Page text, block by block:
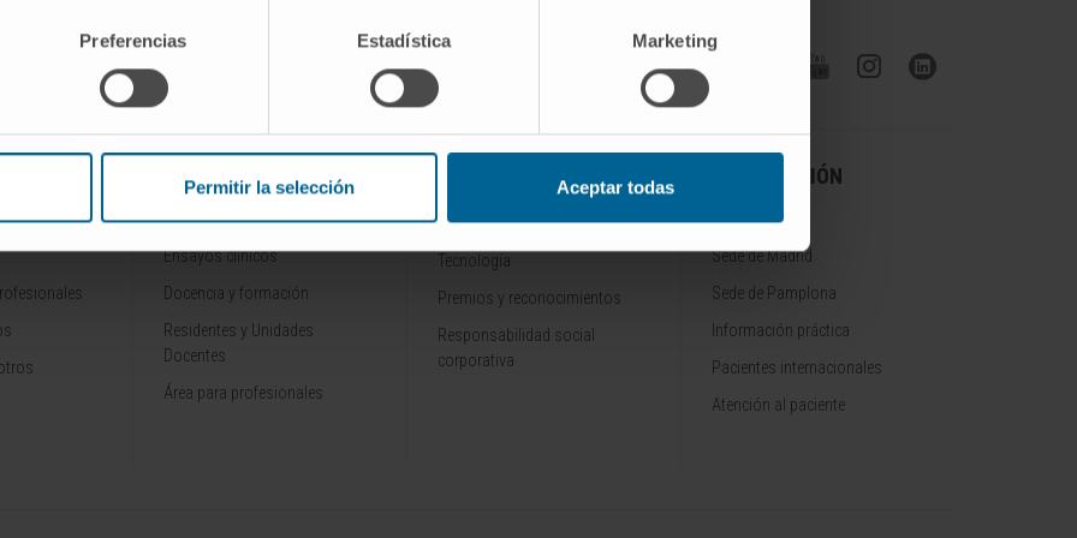
Preferencias Estadística Marketing
Permitir la selección Aceptar todas
INVESTIGACIÓN Y
Ensayos clínicos
Docencia y formación
Residentes y Unidades
Docentes
Área para profesionales
CONOZCA LA CLÍNICA
Por qué venir
Tecnología
Premios y reconocimientos
Responsabilidad social
corporativa
INFORMACIÓN
Sede de Madrid
Sede de Pamplona
Información práctica
Pacientes internacionales
Atención al paciente